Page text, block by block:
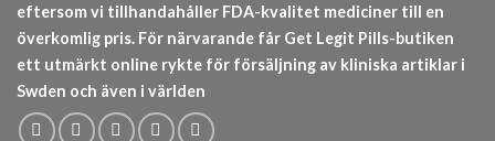
eftersom vi tillhandahåller FDA-kvalitet mediciner till en
överkomlig pris. För närvarande får Get Legit Pills-butiken
ett utmärkt online rykte för försäljning av kliniska artiklar i
Swden och även i världen